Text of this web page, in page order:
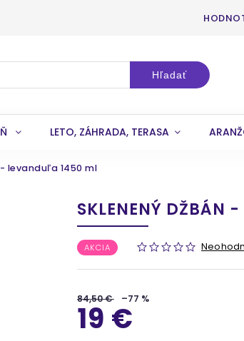
Hľadať
LETO, ZÁHRADA, TERASA
levanduľa 1450 ml
SKLENENÝ DŽBÁN
AKCIA
84,50 € –77 %
19 €